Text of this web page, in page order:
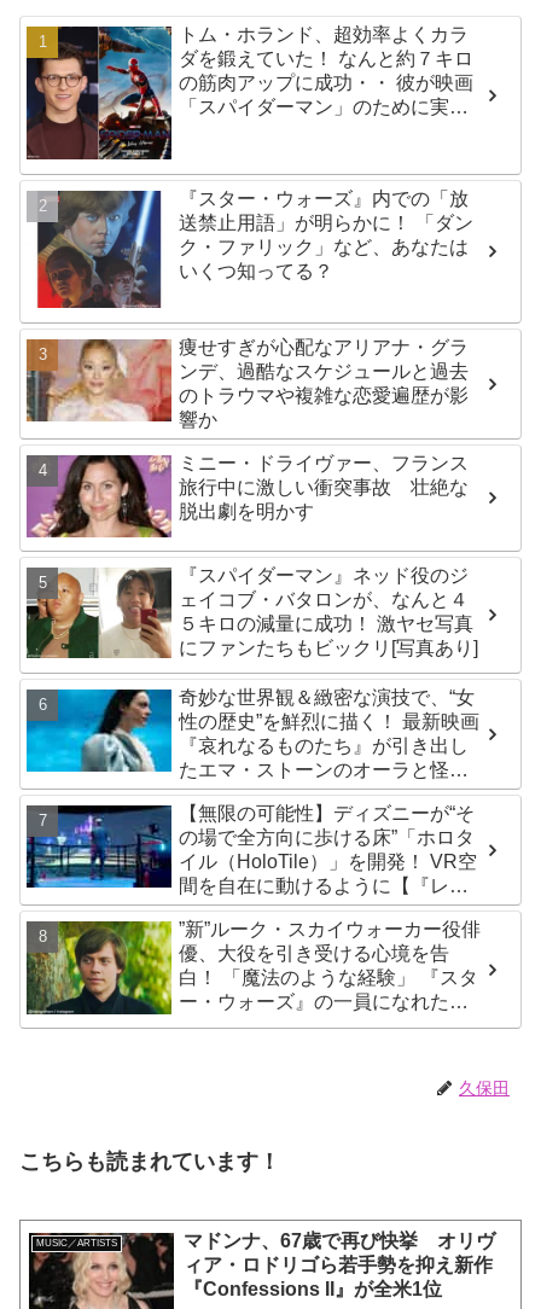
トム・ホランド、超効率よくカラ
ダを鍛えていた！ なんと約７キロ
の筋肉アップに成功・・ 彼が映画
「スパイダーマン」のために実践
『スター・ウォーズ』内での「放
送禁止用語」が明らかに！ 「ダン
ク・ファリック」など、あなたは
いくつ知ってる？
痩せすぎが心配なアリアナ・グラ
ンデ、過酷なスケジュールと過去
のトラウマや複雑な恋愛遍歴が影
響か
ミニー・ドライヴァー、フランス
旅行中に激しい衝突事故 壮絶な
脱出劇を明かす
『スパイダーマン』ネッド役のジ
ェイコブ・バタロンが、なんと４
５キロの減量に成功！ 激ヤセ写真
にファンたちもビックリ[写真あり]
奇妙な世界観＆緻密な演技で、“女
性の歴史”を鮮烈に描く！ 最新映画
『哀れなるものたち』が引き出し
たエマ・ストーンのオーラと怪
演、そして緻密すぎる演技力！ こ
れは女性の“自由意志”の物語［レビ
ュー＆解説］
【無限の可能性】ディズニーが“そ
の場で全方向に歩ける床”「ホロタ
イル（HoloTile）」を開発！ VR空
間を自在に動けるように【『レデ
ィプレ』実現への大きな一歩？】
”新”ルーク・スカイウォーカー役俳
優、大役を引き受ける心境を告
白！ 「魔法のような経験」 『スタ
ー・ウォーズ』の一員になれたこ
とによろこび爆発
久保田
こちらも読まれています！
MUSIC／ARTISTS
マドンナ、67歳で再び快挙 オリヴ
ィア・ロドリゴら若手勢を抑え新作
『Confessions II』が全米1位